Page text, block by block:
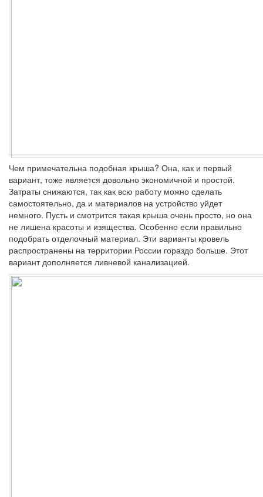
Чем примечательна подобная крыша? Она, как и первый
вариант, тоже является довольно экономичной и простой.
Затраты снижаются, так как всю работу можно сделать
самостоятельно, да и материалов на устройство уйдет
немного. Пусть и смотрится такая крыша очень просто, но она
не лишена красоты и изящества. Особенно если правильно
подобрать отделочный материал. Эти варианты кровель
распространены на территории России гораздо больше. Этот
вариант дополняется ливневой канализацией.